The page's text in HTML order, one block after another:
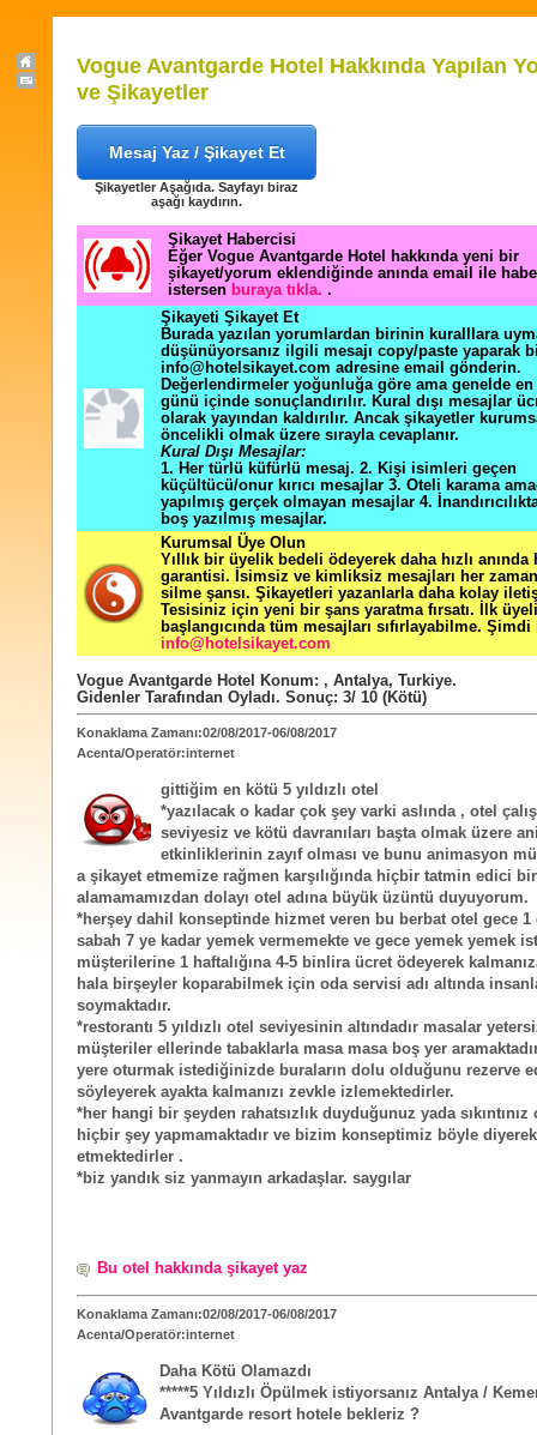
Vogue Avantgarde Hotel Hakkında Yapılan
ve Şikayetler
Mesaj Yaz / Şikayet Et
Şikayetler Aşağıda. Sayfayı biraz
aşağı kaydırın.
Şikayet Habercisi
Eğer Vogue Avantgarde Hotel hakkında yeni bir
şikayet/yorum eklendiğinde anında email ile
istersen buraya tıkla. .
Şikayeti Şikayet Et
Burada yazılan yorumlardan birinin kuralllara
düşünüyorsanız ilgili mesajı copy/paste yaparak
info@hotelsikayet.com adresine email gönderin.
Değerlendirmeler yoğunluğa göre ama genelde
günü içinde sonuçlandırılır. Kural dışı mesajlar
olarak yayından kaldırılır. Ancak şikayetler
öncelikli olmak üzere sırayla cevaplanır.
Kural Dışı Mesajlar:
1. Her türlü küfürlü mesaj. 2. Kişi isimleri geçen
küçültücü/onur kırıcı mesajlar 3. Oteli karama
yapılmış gerçek olmayan mesajlar 4.
boş yazılmış mesajlar.
Kurumsal Üye Olun
Yıllık bir üyelik bedeli ödeyerek daha hızlı
garantisi. İsimsiz ve kimliksiz mesajları her zaman
silme şansı. Şikayetleri yazanlarla daha kolay
Tesisiniz için yeni bir şans yaratma fırsatı. İlk
başlangıcında tüm mesajları sıfırlayabilme. Şimdi
info@hotelsikayet.com
Vogue Avantgarde Hotel Konum: , Antalya, Turkiye.
Gidenler Tarafından Oyladı. Sonuç: 3/ 10 (Kötü)
Konaklama Zamanı:02/08/2017-06/08/2017
Acenta/Operatör:internet
gittiğim en kötü 5 yıldızlı otel
*yazılacak o kadar çok şey varki aslında , otel
seviyesiz ve kötü davranıları başta olmak üzere
etkinliklerinin zayıf olması ve bunu animasyon
a şikayet etmemize rağmen karşılığında hiçbir tatmin edici
alamamamızdan dolayı otel adına büyük üzüntü duyuyorum.
*herşey dahil konseptinde hizmet veren bu berbat otel gece 1
sabah 7 ye kadar yemek vermemekte ve gece yemek yemek
müşterilerine 1 haftalığına 4-5 binlira ücret ödeyerek
hala birşeyler koparabilmek için oda servisi adı altında
soymaktadır.
*restorantı 5 yıldızlı otel seviyesinin altındadır masalar
müşteriler ellerinde tabaklarla masa masa boş yer
yere oturmak istediğinizde buraların dolu olduğunu rezerve
söyleyerek ayakta kalmanızı zevkle izlemektedirler.
*her hangi bir şeyden rahatsızlık duyduğunuz yada
hiçbir şey yapmamaktadır ve bizim konseptimiz böyle
etmektedirler .
*biz yandık siz yanmayın arkadaşlar. saygılar
Bu otel hakkında şikayet yaz
Konaklama Zamanı:02/08/2017-06/08/2017
Acenta/Operatör:internet
Daha Kötü Olamazdı
*****5 Yıldızlı Öpülmek istiyorsanız Antalya /
Avantgarde resort hotele bekleriz ?